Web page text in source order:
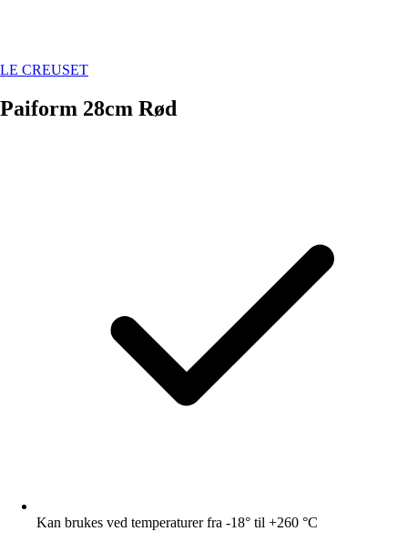
LE CREUSET
Paiform 28cm Rød
Kan brukes ved temperaturer fra -18° til +260 °C